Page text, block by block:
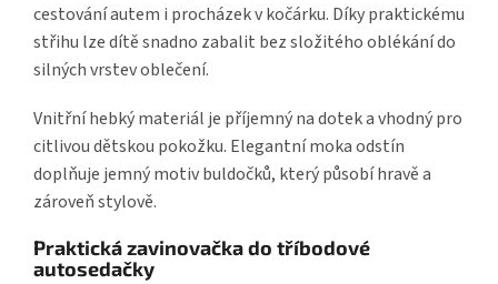
cestování autem i procházek v kočárku. Díky praktickému
střihu lze dítě snadno zabalit bez složitého oblékání do
silných vrstev oblečení.
Vnitřní hebký materiál je příjemný na dotek a vhodný pro
citlivou dětskou pokožku. Elegantní moka odstín
doplňuje jemný motiv buldočků, který působí hravě a
zároveň stylově.
Praktická zavinovačka do tříbodové
autosedačky